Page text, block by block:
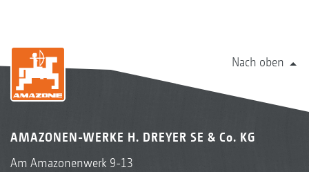
Nach oben
AMAZONEN-WERKE H. DREYER SE & Co. KG
Am Amazonenwerk 9-13